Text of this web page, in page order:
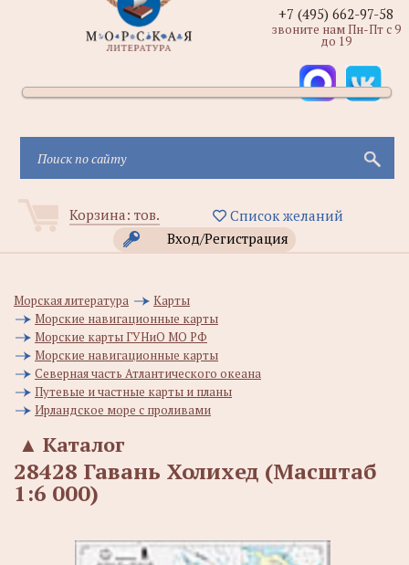
Корзина: тов.
Список желаний
Вход/Регистрация
+7 (495) 662-97-58
звоните нам Пн-Пт с 9
до 19
Морская литература
Карты
Морские навигационные карты
Морские карты ГУНиО МО РФ
Морские навигационные карты
Северная часть Атлантического океана
Путевые и частные карты и планы
Ирландское море с проливами
Каталог
▲
28428 Гавань Холихед (Масштаб
1:6 000)